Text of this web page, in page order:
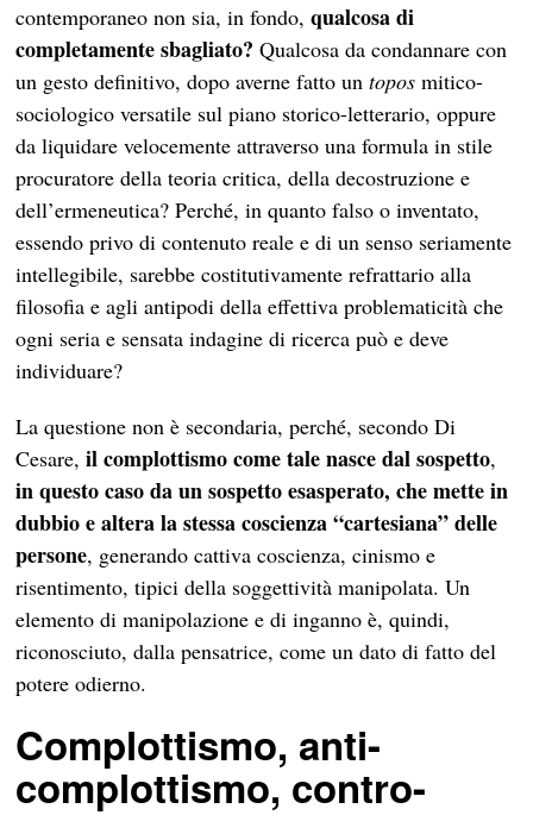
contemporaneo non sia, in fondo,qualcosa di
completamente sbagliato?Qualcosa da condannare con
un gesto definitivo, dopo averne fatto untopos mitico-
sociologico versatile sul piano storico-letterario, oppure
da liquidare velocemente attraverso una formula in stile
procuratore della teoria critica, della decostruzione e
dell’ermeneutica? Perché, in quanto falso o inventato,
essendo privo di contenuto reale e di un senso seriamente
intellegibile, sarebbe costitutivamente refrattario alla
filosofia e agli antipodi della effettiva problematicità che
ogni seria e sensata indagine di ricerca può e deve
individuare?
La questione non è secondaria, perché, secondo Di
Cesare,il complottismo come tale nasce dal sospetto,
in questo caso da un sospetto esasperato, che mette in
dubbio e altera la stessa coscienza “cartesiana” delle
persone, generando cattiva coscienza, cinismo e
risentimento, tipici della soggettività manipolata. Un
elemento di manipolazione e di inganno è, quindi,
riconosciuto, dalla pensatrice, come un dato di fatto del
potere odierno.
Complottismo, anti-
complottismo, contro-